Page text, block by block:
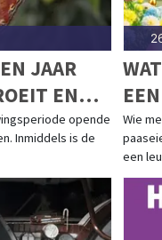
JAAR
EN
opende
Inmiddels is de
Wie
een